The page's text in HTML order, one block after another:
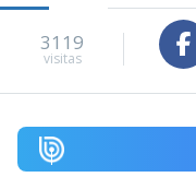
3119
visitas